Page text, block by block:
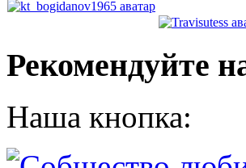
Рекомендуйте
Наша кнопка: